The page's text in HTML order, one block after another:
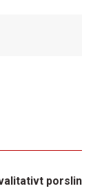
porslin